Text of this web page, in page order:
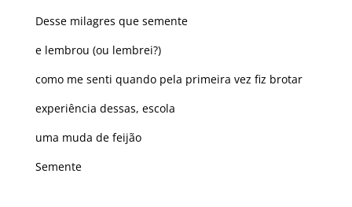
Desse milagres que semente
e lembrou (ou lembrei?)
como me senti quando pela primeira vez fiz brotar
experiência dessas, escola
uma muda de feijão
Semente